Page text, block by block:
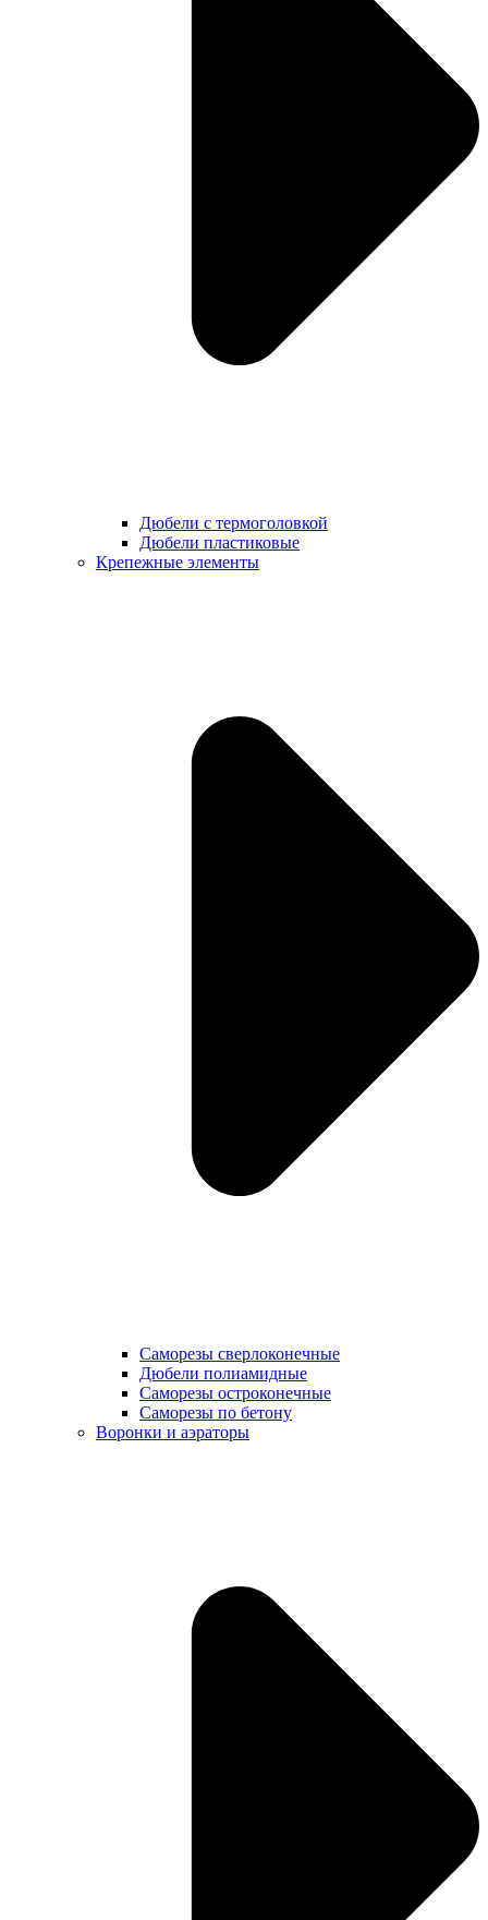
Дюбели с термоголовкой
Дюбели пластиковые
Крепежные элементы
Саморезы сверлоконечные
Дюбели полиамидные
Саморезы остроконечные
Саморезы по бетону
Воронки и аэраторы